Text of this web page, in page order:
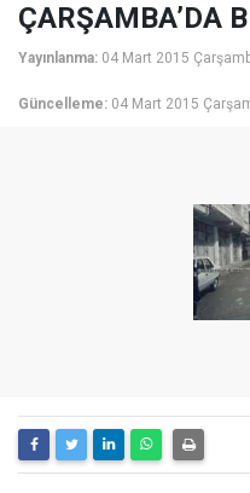
ÇARŞAMBA’DA
Yayınlanma: 04 Mart 2015
Güncelleme: 04 Mart 2015